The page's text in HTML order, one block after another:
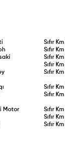
Sıfır Km
Sıfır Km
Sıfır Km
Sıfır Km
Sıfır Km
Sıfır Km
Sıfır Km
Motor Sıfır Km
Sıfır Km
Sıfır Km